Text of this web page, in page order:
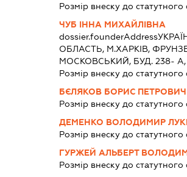
Розмір внеску до
ЧУБ ІННА МИХАЙЛІВНА
dossier.founderAddress
ОБЛАСТЬ, М.ХАРКІВ,
МОСКОВСЬКИЙ, БУД. 238- А,
Розмір внеску до
БЄЛЯКОВ БОРИС ПЕТРОВИЧ
Розмір внеску до
ДЕМЕНКО ВОЛОДИМИР
Розмір внеску до
ГУРЖЕЙ АЛЬБЕРТ
Розмір внеску до